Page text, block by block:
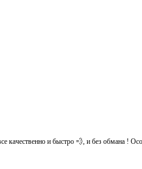
и быстро 💨, и без обмана !